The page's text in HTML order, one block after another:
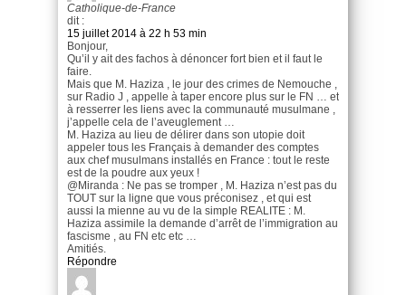
Catholique-de-France
dit :
15 juillet 2014 à 22 h 53 min
Bonjour,
Qu’il y ait des fachos à dénoncer fort bien et il faut le
faire.
Mais que M. Haziza , le jour des crimes de Nemouche ,
sur Radio J , appelle à taper encore plus sur le FN … et
à resserrer les liens avec la communauté musulmane ,
j’appelle cela de l’aveuglement …
M. Haziza au lieu de délirer dans son utopie doit
appeler tous les Français à demander des comptes
aux chef musulmans installés en France : tout le reste
est de la poudre aux yeux !
@Miranda : Ne pas se tromper , M. Haziza n’est pas du
TOUT sur la ligne que vous préconisez , et qui est
aussi la mienne au vu de la simple REALITE : M.
Haziza assimile la demande d’arrêt de l’immigration au
fascisme , au FN etc etc …
Amitiés.
Répondre